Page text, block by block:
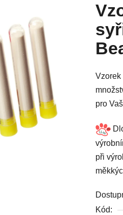
Vzorek
pro
při
Kód: